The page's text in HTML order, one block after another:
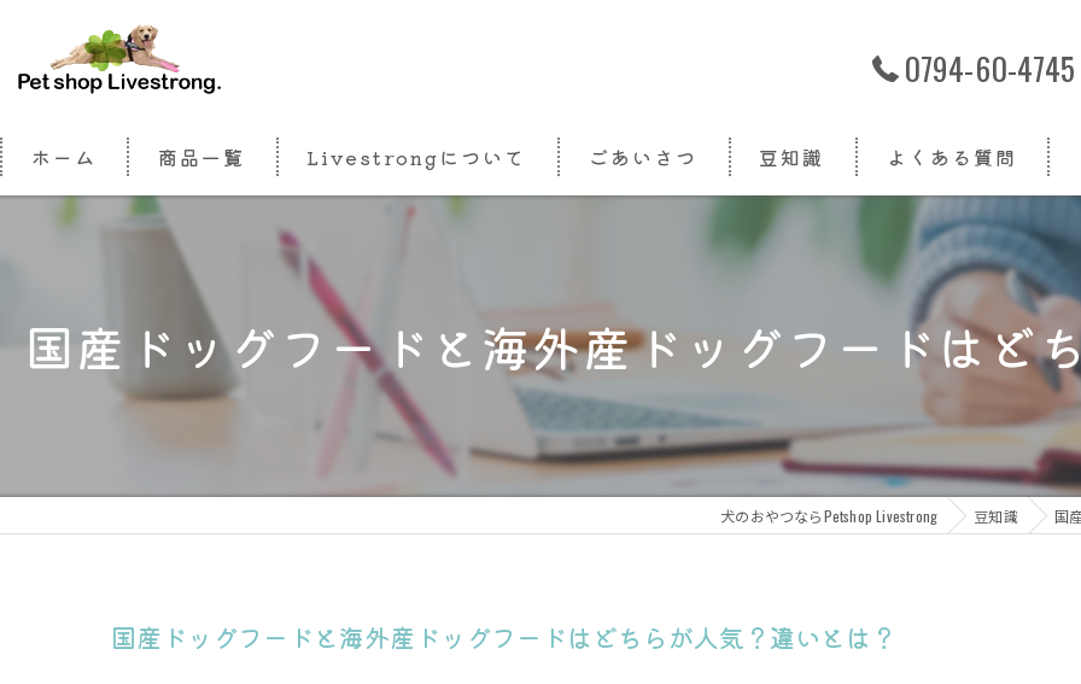
0794-60-4745
ホーム 商品一覧 Livestrongについて ごあいさつ 豆知識 よくある質問
国産ドッグフードと海外産ドッグフードはど
犬のおやつならPetshop Livestrong 豆知識 国
国産ドッグフードと海外産ドッグフードはどちらが人気？違いとは？